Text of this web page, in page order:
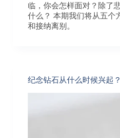
临，你会怎样面对？除了
什么？ 本期我们将从五个
和接纳离别。
纪念钻石从什么时候兴起？